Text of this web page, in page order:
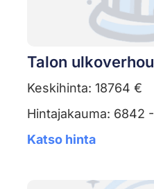
Talon
Keskihinta: 18764 €
Hintajakauma: 6842
Katso hinta